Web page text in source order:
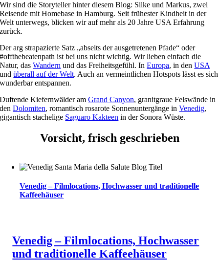
Wir sind die Storyteller hinter diesem Blog: Silke und Markus, zwei
Reisende mit Homebase in Hamburg. Seit frühester Kindheit in der
Welt unterwegs, blicken wir auf mehr als 20 Jahre USA Erfahrung
zurück.
Der arg strapazierte Satz „abseits der ausgetretenen Pfade“ oder
#offthebeatenpath ist bei uns nicht wichtig. Wir lieben einfach die
Natur, dasWandern und das Freiheitsgefühl. InEuropa, in denUSA
undüberall auf der Welt. Auch an vermeintlichen Hotspots lässt es sich
wunderbar entspannen.
Duftende Kiefernwälder amGrand Canyon, granitgraue Felswände in
denDolomiten, romantisch rosarote Sonnenuntergänge inVenedig,
gigantisch stachelige Saguaro Kakteen in der Sonora Wüste.
Vorsicht, frisch geschrieben
Venedig – Filmlocations, Hochwasser und traditionelle
Kaffeehäuser
Venedig – Filmlocations, Hochwasser
und traditionelle Kaffeehäuser